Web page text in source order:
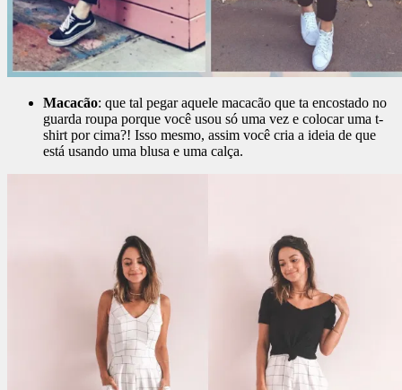
Macacão: que tal pegar aquele macacão que ta encostado no
guarda roupa porque você usou só uma vez e colocar uma t-
shirt por cima?! Isso mesmo, assim você cria a ideia de que
está usando uma blusa e uma calça.